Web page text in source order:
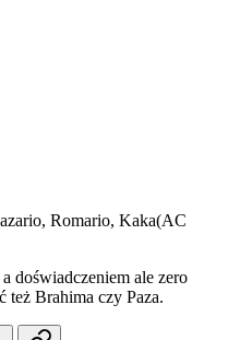
Romario, Kaka(AC
doświadczeniem ale zero
też Brahima czy Paza.